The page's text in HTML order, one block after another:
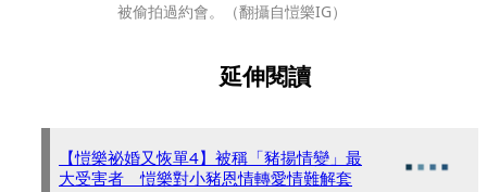
被偷拍過約會。（翻攝自愷樂IG）
延伸閱讀
【愷樂祕婚又恢單4】被稱「豬揚情變」最
大受害者 愷樂對小豬恩情轉愛情難解套